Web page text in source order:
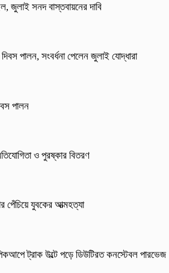
জুলাই সনদ বাস্তবায়নের দাবি
পালন, সংবর্ধনা পেলেন জুলাই যোদ্ধারা
পালন
ও পুরষ্কার বিতরণ
পেঁচিয়ে যুবকের আত্মহত্যা
ট্রাক উল্টে পড়ে ডিউটিরত কনস্টেবল পারভেজ